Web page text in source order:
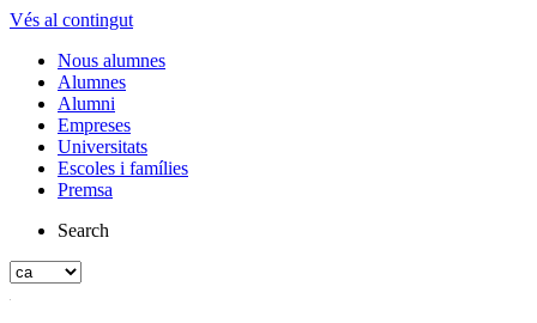
Vés al contingut
Nous alumnes
Alumnes
Alumni
Empreses
Universitats
Escoles i famílies
Premsa
Search